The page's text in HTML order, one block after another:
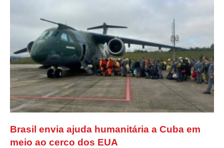
Brasil envia ajuda humanitária a Cuba em
meio ao cerco dos EUA